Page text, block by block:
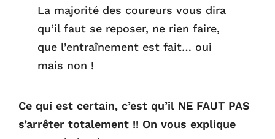
La majorité des coureurs vous dira
qu’il faut se reposer, ne rien faire,
que l’entraînement est fait… oui
mais non !
Ce qui est certain, c’est qu’il NE FAUT PAS
s’arrêter totalement !! On vous explique